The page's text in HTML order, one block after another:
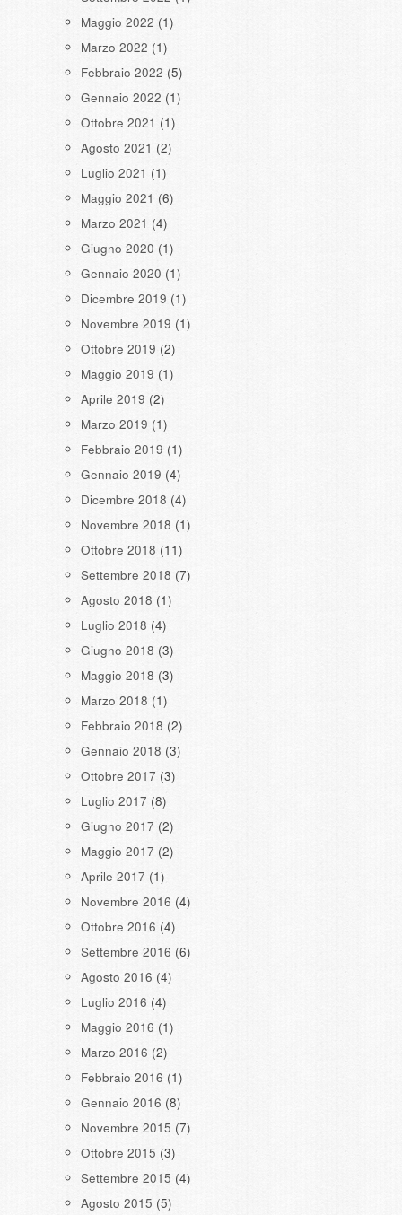
Maggio 2022 (1)
Marzo 2022 (1)
Febbraio 2022 (5)
Gennaio 2022 (1)
Ottobre 2021 (1)
Agosto 2021 (2)
Luglio 2021 (1)
Maggio 2021 (6)
Marzo 2021 (4)
Giugno 2020 (1)
Gennaio 2020 (1)
Dicembre 2019 (1)
Novembre 2019 (1)
Ottobre 2019 (2)
Maggio 2019 (1)
Aprile 2019 (2)
Marzo 2019 (1)
Febbraio 2019 (1)
Gennaio 2019 (4)
Dicembre 2018 (4)
Novembre 2018 (1)
Ottobre 2018 (11)
Settembre 2018 (7)
Agosto 2018 (1)
Luglio 2018 (4)
Giugno 2018 (3)
Maggio 2018 (3)
Marzo 2018 (1)
Febbraio 2018 (2)
Gennaio 2018 (3)
Ottobre 2017 (3)
Luglio 2017 (8)
Giugno 2017 (2)
Maggio 2017 (2)
Aprile 2017 (1)
Novembre 2016 (4)
Ottobre 2016 (4)
Settembre 2016 (6)
Agosto 2016 (4)
Luglio 2016 (4)
Maggio 2016 (1)
Marzo 2016 (2)
Febbraio 2016 (1)
Gennaio 2016 (8)
Novembre 2015 (7)
Ottobre 2015 (3)
Settembre 2015 (4)
Agosto 2015 (5)